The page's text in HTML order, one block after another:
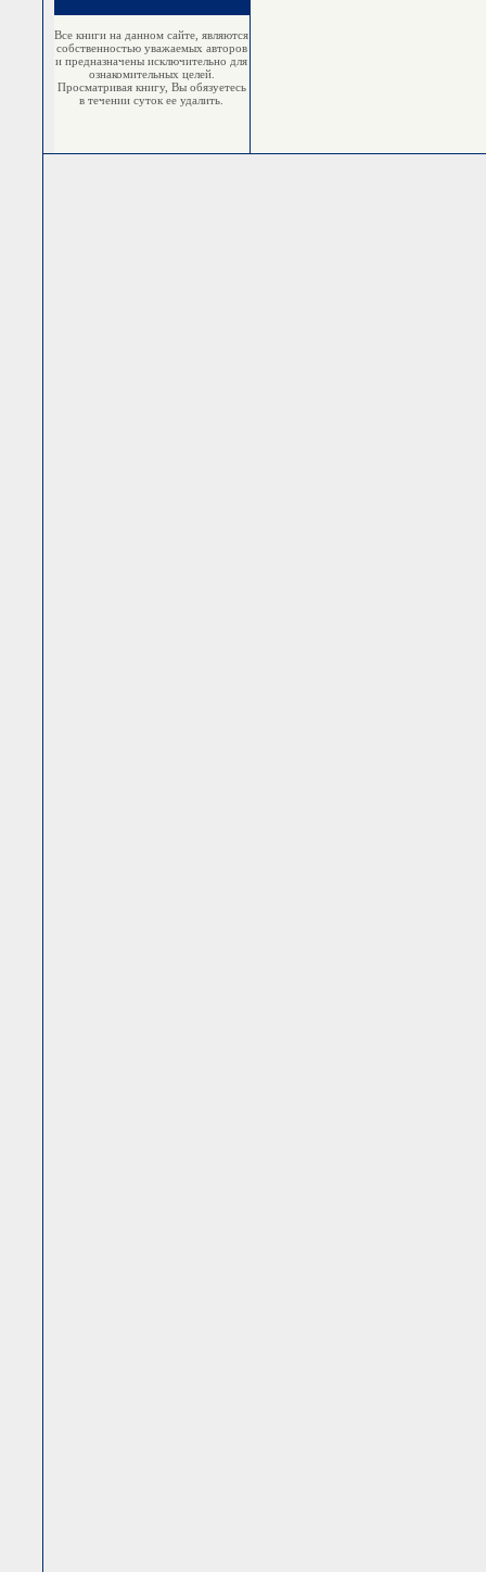
Все книги на данном сайте, являются
собственностью уважаемых авторов
и предназначены исключительно для
ознакомительных целей.
Просматривая книгу, Вы обязуетесь
в течении суток ее удалить.